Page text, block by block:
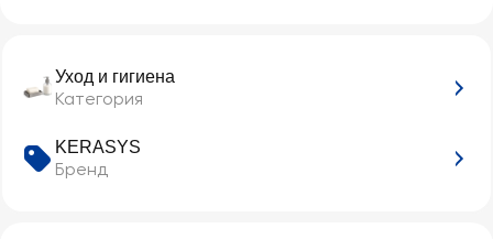
Уход и гигиена
Категория
KERASYS
Бренд